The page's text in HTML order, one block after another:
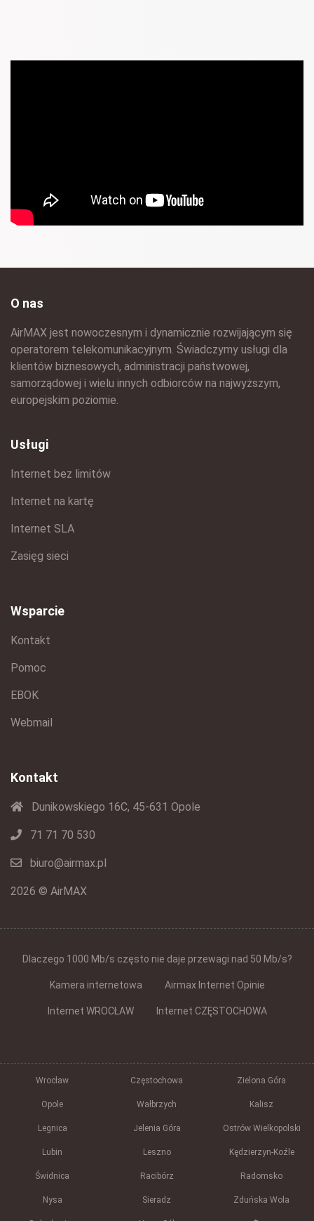
O nas
AirMAX jest nowoczesnym i dynamicznie rozwijającym się
operatorem telekomunikacyjnym. Świadczymy usługi dla
klientów biznesowych, administracji państwowej,
samorządowej i wielu innych odbiorców na najwyższym,
europejskim poziomie.
Usługi
Internet bez limitów
Internet na kartę
Internet SLA
Zasięg sieci
Wsparcie
Kontakt
Pomoc
EBOK
Webmail
Kontakt
Dunikowskiego 16C, 45-631 Opole
71 71 70 530
biuro@airmax.pl
2026 © AirMAX
Dlaczego 1000 Mb/s często nie daje przewagi nad 50 Mb/s?
Kamera internetowa Airmax Internet Opinie
Internet WROCŁAW Internet CZĘSTOCHOWA
Wrocław Częstochowa Zielona Góra
Opole Wałbrzych Kalisz
Legnica Jelenia Góra Ostrów Wielkopolski
Lubin Leszno Kędzierzyn-Koźle
Świdnica Racibórz Radomsko
Nysa Sieradz Zduńska Wola